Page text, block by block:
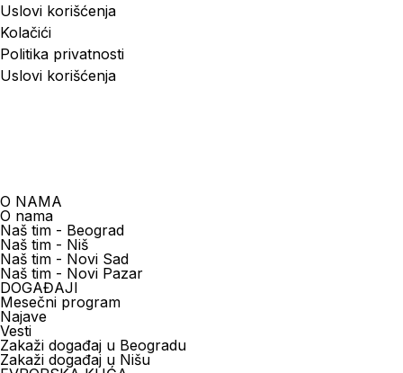
Uslovi korišćenja
Kolačići
Politika privatnosti
Uslovi korišćenja
O NAMA
O nama
Naš tim - Beograd
Naš tim - Niš
Naš tim - Novi Sad
Naš tim - Novi Pazar
DOGAĐAJI
Mesečni program
Najave
Vesti
Zakaži događaj u Beogradu
Zakaži događaj u Nišu